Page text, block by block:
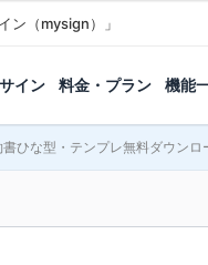
ン（mysign）」
イン 料金・プラン 機能
書ひな型・テンプレ無料ダウンロ